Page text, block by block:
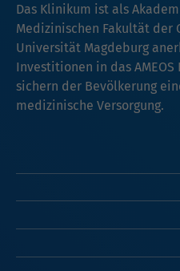
Das Klinikum ist als
Medizinischen Fakultät der
Universität Magdeburg
Investitionen in das
sichern der Bevölkerung
medizinische Versorgung.